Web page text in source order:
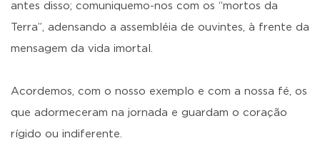
antes disso; comuniquemo-nos com os “mortos da
Terra”, adensando a assembléia de ouvintes, à frente da
mensagem da vida imortal.
Acordemos, com o nosso exemplo e com a nossa fé, os
que adormeceram na jornada e guardam o coração
rígido ou indiferente.